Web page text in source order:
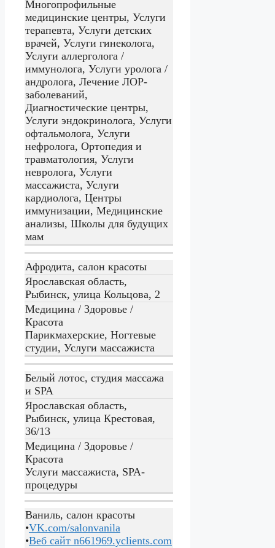
Многопрофильные
медицинские центры, Услуги
терапевта, Услуги детских
врачей, Услуги гинеколога,
Услуги аллерголога /
иммунолога, Услуги уролога /
андролога, Лечение ЛОР-
заболеваний,
Диагностические центры,
Услуги эндокринолога, Услуги
офтальмолога, Услуги
нефролога, Ортопедия и
травматология, Услуги
невролога, Услуги
массажиста, Услуги
кардиолога, Центры
иммунизации, Медицинские
анализы, Школы для будущих
мам
Афродита, салон красоты
Ярославская область,
Рыбинск, улица Кольцова, 2
Медицина / Здоровье /
Красота
Парикмахерские, Ногтевые
студии, Услуги массажиста
Белый лотос, студия массажа
и SPA
Ярославская область,
Рыбинск, улица Крестовая,
36/13
Медицина / Здоровье /
Красота
Услуги массажиста, SPA-
процедуры
Ваниль, салон красоты
•VK.com/salonvanila
•Веб сайт n661969.yclients.com